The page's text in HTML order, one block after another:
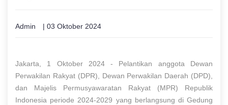
Admin | 03 Oktober 2024
Jakarta, 1 Oktober 2024 - Pelantikan anggota Dewan
Perwakilan Rakyat (DPR), Dewan Perwakilan Daerah (DPD),
dan Majelis Permusyawaratan Rakyat (MPR) Republik
Indonesia periode 2024-2029 yang berlangsung di Gedung